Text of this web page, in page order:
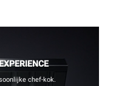
chef-kok.